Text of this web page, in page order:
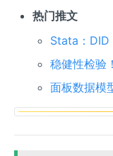
热门推文
Stata：DID
稳健性检验！
面板数据模